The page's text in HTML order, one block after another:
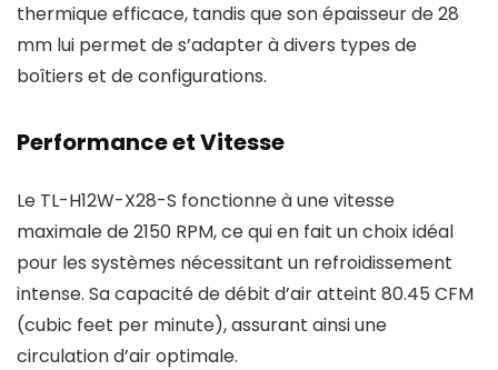
thermique efficace, tandis que son épaisseur de 28
mm lui permet de s’adapter à divers types de
boîtiers et de configurations.
Performance et Vitesse
Le TL-H12W-X28-S fonctionne à une vitesse
maximale de 2150 RPM, ce qui en fait un choix idéal
pour les systèmes nécessitant un refroidissement
intense. Sa capacité de débit d’air atteint 80.45 CFM
(cubic feet per minute), assurant ainsi une
circulation d’air optimale.